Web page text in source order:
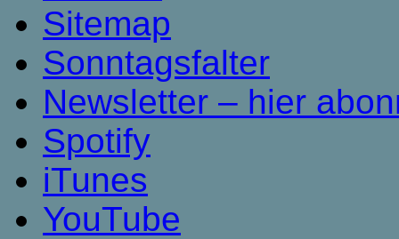
Sitemap
Sonntagsfalter
Newsletter – hier
Spotify
iTunes
YouTube